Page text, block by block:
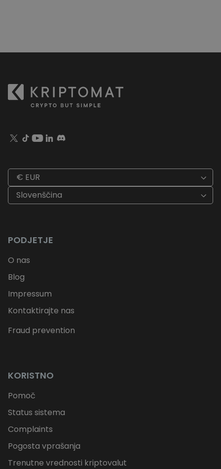
€ EUR
Slovenščina
PODJETJE
O nas
Blog
Impressum
Kontaktirajte nas
Fraud prevention
KORISTNO
Pomoč
Status sistema
Complaints
Pogosta vprašanja
Trenutne vrednosti kriptovalut